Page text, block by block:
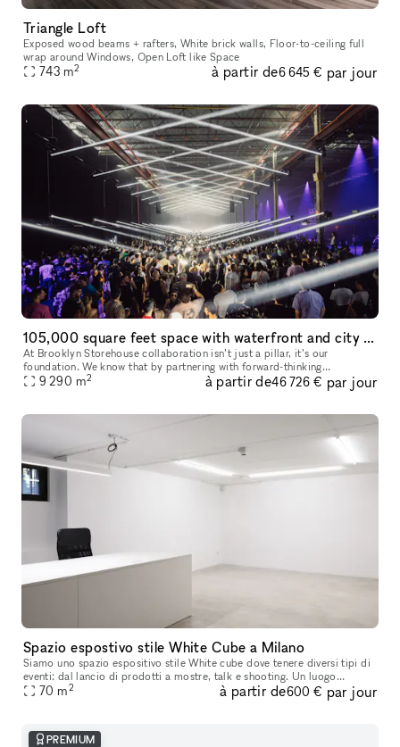
Triangle Loft
Exposed wood beams + rafters, White brick walls, Floor-to-ceiling full
wrap around Windows, Open Loft like Space
743 m2 à partir de6 645 € par jour
105,000 square feet space with waterfront and city views!
At Brooklyn Storehouse collaboration isn’t just a pillar, it’s our
foundation. We know that by partnering with forward-thinking
individuals, artists and brands we will create the most impact creativ
9 290 m2 à partir de46 726 € par jour
Spazio espostivo stile White Cube a Milano
Siamo uno spazio espositivo stile White cube dove tenere diversi tipi di
eventi: dal lancio di prodotti a mostre, talk e shooting. Un luogo
adattabile ad ogni tipo di evento. Ci troviamo nel piano
70 m2 à partir de600 € par jour
PREMIUM